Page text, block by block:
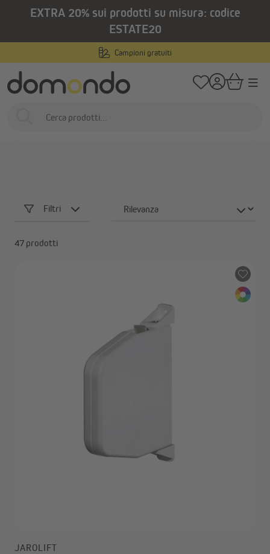
principale
EXTRA 20% sui prodotti su misura: codice
ESTATE20
Campioni gratuiti
Domotica e motorizzazione / Avvolgitori a nastro
Avvolgitori meccanici
Avvolgitori a nastro
Filtri
47 prodotti
JAROLIFT